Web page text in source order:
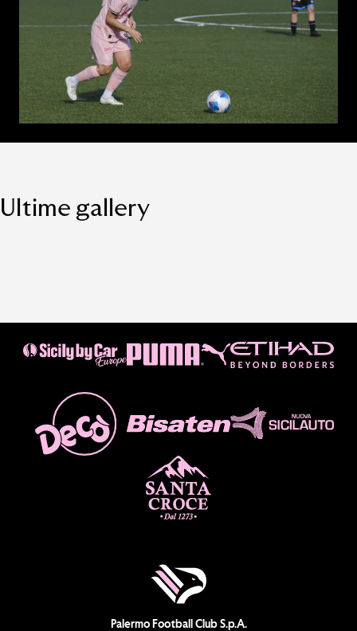
Ultime gallery
Palermo Football Club S.p.A.